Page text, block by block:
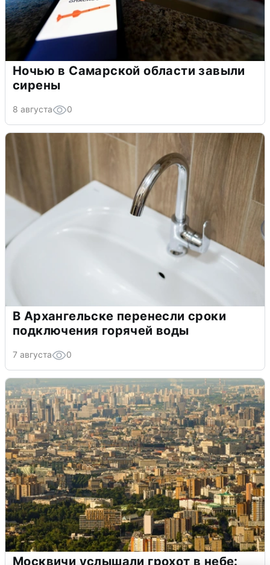
Ночью в Самарской области завыли
сирены
8 августа 0
В Архангельске перенесли сроки
подключения горячей воды
7 августа 0
Москвичи услышали грохот в небе: